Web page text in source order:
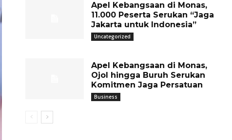
Apel Kebangsaan di Monas,
11.000 Peserta Serukan “Jaga
Jakarta untuk Indonesia”
Uncategorized
Apel Kebangsaan di Monas,
Ojol hingga Buruh Serukan
Komitmen Jaga Persatuan
Business